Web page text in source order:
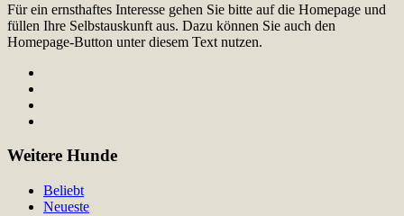
Für ein ernsthaftes Interesse gehen Sie bitte auf die Homepage und
füllen Ihre Selbstauskunft aus. Dazu können Sie auch den
Homepage-Button unter diesem Text nutzen.
Weitere Hunde
Beliebt
Neueste